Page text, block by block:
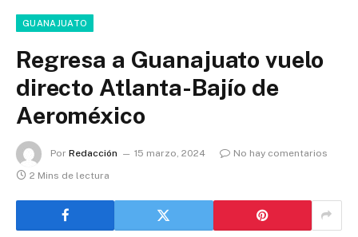
GUANAJUATO
Regresa a Guanajuato vuelo
directo Atlanta-Bajío de
Aeroméxico
Por Redacción 15 marzo, 2024
No hay comentarios
2 Mins de lectura